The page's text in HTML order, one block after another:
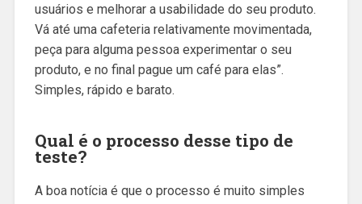
usuários e melhorar a usabilidade do seu produto.
Vá até uma cafeteria relativamente movimentada,
peça para alguma pessoa experimentar o seu
produto, e no final pague um café para elas”.
Simples, rápido e barato.
Qual é o processo desse tipo de
teste?
A boa notícia é que o processo é muito simples